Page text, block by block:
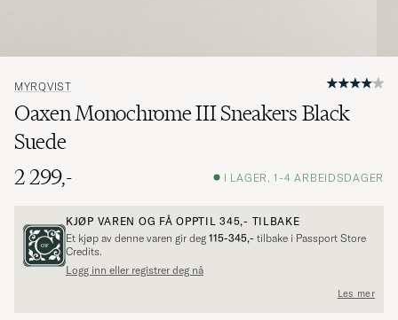
MYRQVIST
Oaxen Monochrome III Sneakers Black
Suede
2 299,-
I LAGER, 1-4 ARBEIDSDAGER
KJØP VAREN OG FÅ OPPTIL345,- TILBAKE
Et kjøp av denne varen gir deg 115-345,- tilbake i Passport Store
Credits.
Logg inn eller registrer deg nå
Les mer